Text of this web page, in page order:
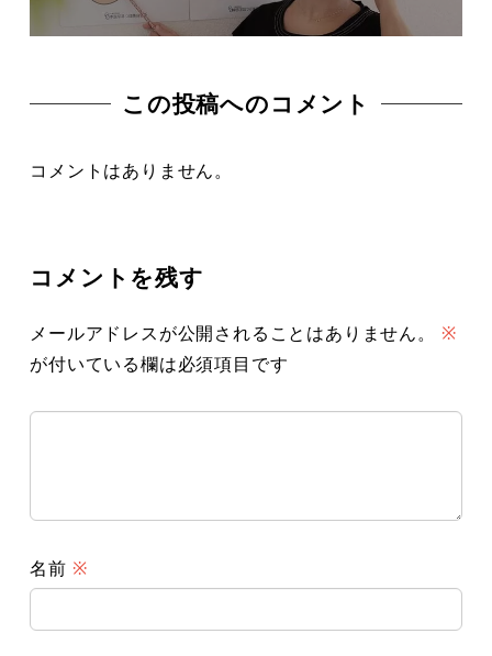
この投稿へのコメント
コメントはありません。
コメントを残す
メールアドレスが公開されることはありません。
※
が付いている欄は必須項目です
名前 ※